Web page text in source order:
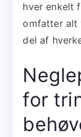
hver enkelt
omfatter alt
del af
for